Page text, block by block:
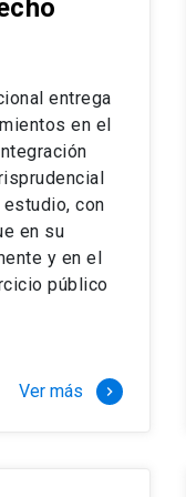
alumnos que
permite concentrar
una variedad de
La
como
de la
de
del área, tanto
nuestra
entrega
en el
con
en su
y en el
público
Ver más keyboard_arrow_right